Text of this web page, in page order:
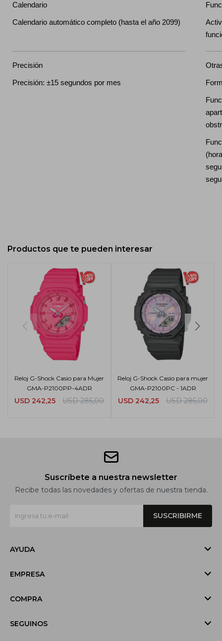
Calendario
Calendario automático completo (hasta el año 2099)
Precisión
Precisión: ±15 segundos por mes
Productos que te pueden interesar
Reloj G-Shock Casio para Mujer
GMA-P2100PP-4ADR
USD 242,25 USD 285,00
Reloj G-Shock Casio para mujer
GMA-P2100PC - 1ADR
USD 242,25 USD 285,00
Suscríbete a nuestra newsletter
Recibe todas las novedades y ofertas de nuestra tienda.
SUSCRIBIRME
AYUDA
EMPRESA
COMPRA
SEGUINOS